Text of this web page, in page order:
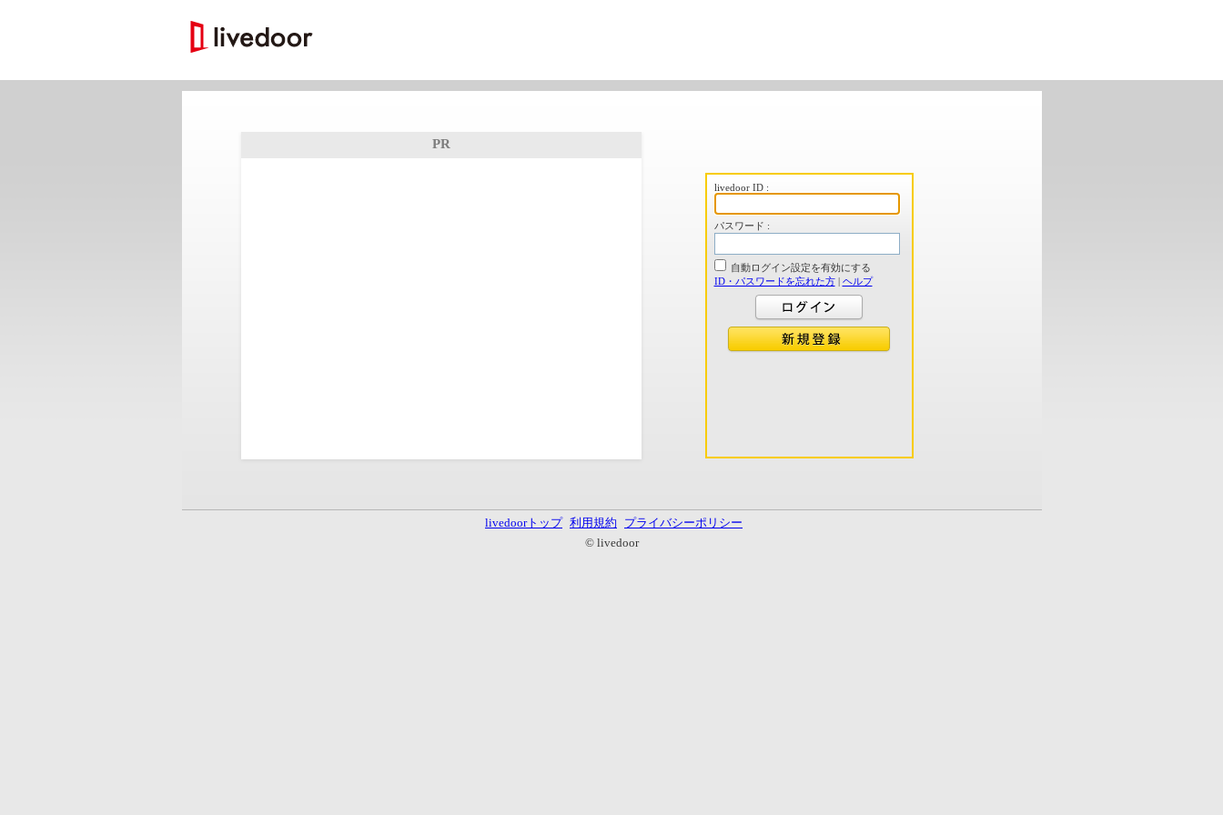
PR
livedoor ID :
パスワード :
自動ログイン設定を有効にする
ID・パスワードを忘れた方| ヘルプ
livedoorトップ 利用規約
プライバシーポリシー
© livedoor